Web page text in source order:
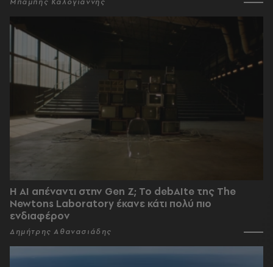
Η AI απέναντι στην Gen Z; Το debAIte της The
Newtons Laboratory έκανε κάτι πολύ πιο
ενδιαφέρον
Δημήτρης Αθανασιάδης